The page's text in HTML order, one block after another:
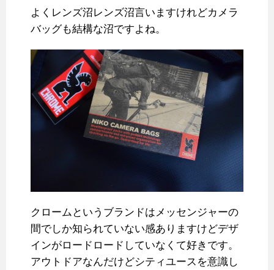
よくレンズ沼レンズ沼言いますけれどカメラ
バッグも結構な沼ですよね。
クロームというブランドはメッセンジャーの
間でしか知られていない感ありますけどデザ
インがロードロードしていなくて好きです。
アウトドアなんだけどシティユースを意識し